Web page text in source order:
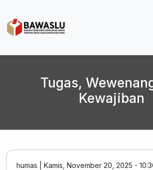
Tugas,
Kewajiban
humas Kamis, November 20, 2025 -